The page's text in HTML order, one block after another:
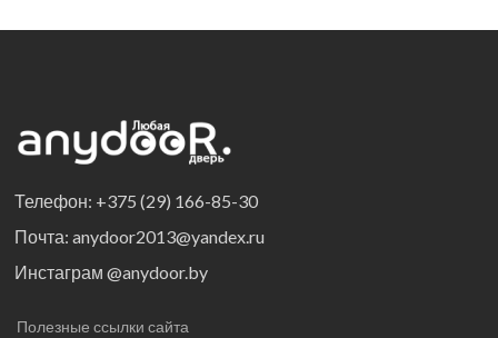
Телефон: +375 (29) 166-85-30
Почта: anydoor2013@yandex.ru
Инстаграм @anydoor.by
Полезные ссылки сайта